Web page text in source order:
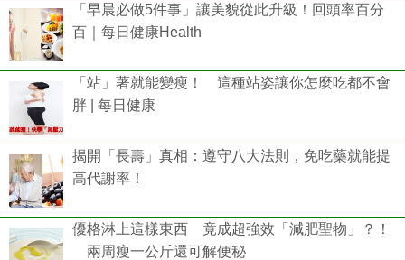
「早晨必做5件事」讓美貌從此升級！回頭率百分
百｜每日健康Health
「站」著就能變瘦！ 這種站姿讓你怎麼吃都不會
胖 | 每日健康
揭開「長壽」真相：遵守八大法則，免吃藥就能提
高代謝率！
優格淋上這樣東西 竟成超強效「減肥聖物」？！
兩周瘦一公斤還可解便秘